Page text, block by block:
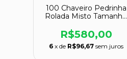
100 Chaveiro Pedrinha
Rolada Misto Tamanho
120994
R$580,00
6 x de R$96,67 sem juros